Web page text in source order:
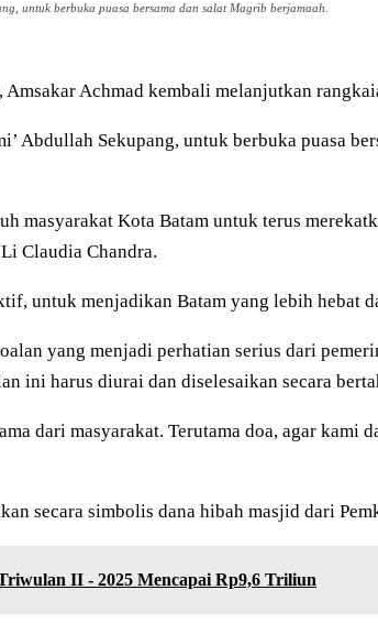
untuk berbuka puasa bersama dan salat Magrib berjamaah.
Amsakar Achmad kembali melanjutkan
Abdullah Sekupang, untuk berbuka puasa
masyarakat Kota Batam untuk terus
Claudia Chandra.
untuk menjadikan Batam yang lebih hebat
yang menjadi perhatian serius dari
ini harus diurai dan diselesaikan secara
dari masyarakat. Terutama doa, agar kami
secara simbolis dana hibah masjid dari
II - 2025 Mencapai Rp9,6 Triliun